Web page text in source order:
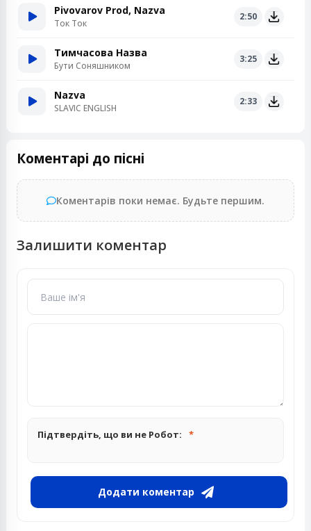
Pivovarov Prod, Nazva
Ток Ток
2:50
Тимчасова Назва
Бути Соняшником
3:25
Nazva
SLAVIC ENGLISH
2:33
Коментарі до пісні
Коментарів поки немає. Будьте першим.
Залишити коментар
Підтвердіть, що ви не Робот:
Додати коментар